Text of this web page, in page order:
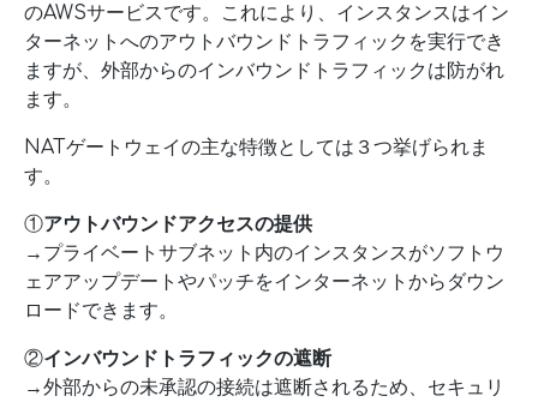
のAWSサービスです。これにより、インスタンスはイン
ターネットへのアウトバウンドトラフィックを実行でき
ますが、外部からのインバウンドトラフィックは防がれ
ます。
NATゲートウェイの主な特徴としては３つ挙げられま
す。
①アウトバウンドアクセスの提供
→プライベートサブネット内のインスタンスがソフトウ
ェアアップデートやパッチをインターネットからダウン
ロードできます。
②インバウンドトラフィックの遮断
→外部からの未承認の接続は遮断されるため、セキュリ